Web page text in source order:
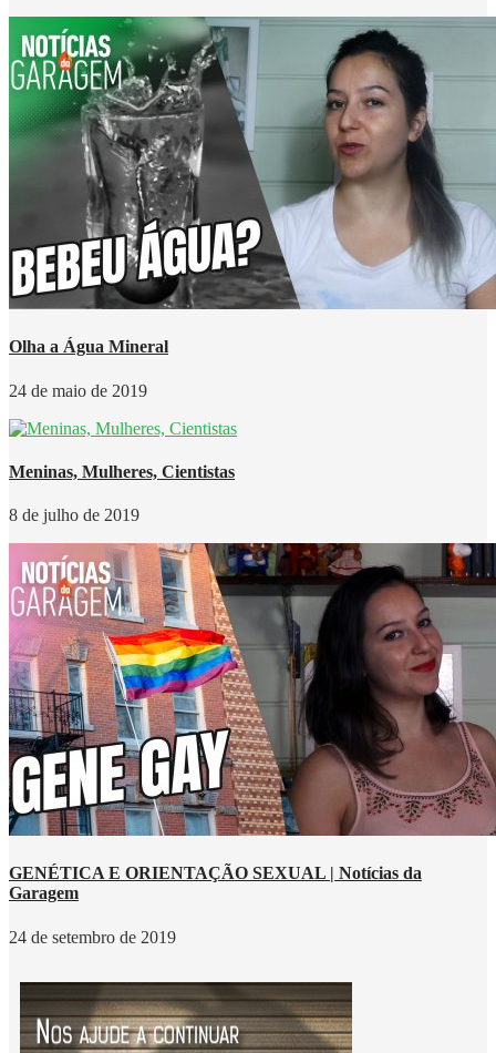
Olha a Água Mineral
24 de maio de 2019
Meninas, Mulheres, Cientistas
8 de julho de 2019
GENÉTICA E ORIENTAÇÃO SEXUAL | Notícias da
Garagem
24 de setembro de 2019